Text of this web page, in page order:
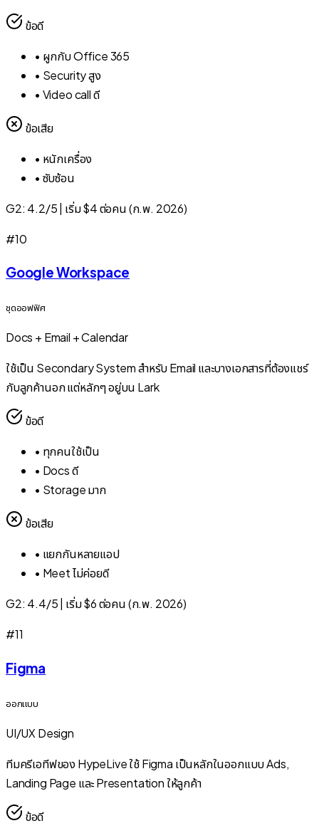
ข้อดี
• ผูกกับ Office 365
• Security สูง
• Video call ดี
ข้อเสีย
• หนักเครื่อง
• ซับซ้อน
G2: 4.2/5| เริ่ม $4 ต่อคน (ก.พ. 2026)
#10
Google Workspace
ชุดออฟฟิศ
Docs + Email + Calendar
ใช้เป็น Secondary System สำหรับ Email และบางเอกสารที่ต้องแชร์
กับลูกค้านอก แต่หลักๆ อยู่บน Lark
ข้อดี
• ทุกคนใช้เป็น
• Docs ดี
• Storage มาก
ข้อเสีย
• แยกกันหลายแอป
• Meet ไม่ค่อยดี
G2: 4.4/5 เริ่ม $6 ต่อคน (ก.พ. 2026)
#11
Figma
ออกแบบ
UI/UX Design
ทีมครีเอทีฟของ HypeLive ใช้ Figma เป็นหลักในออกแบบ Ads,
Landing Page และ Presentation ให้ลูกค้า
ข้อดี